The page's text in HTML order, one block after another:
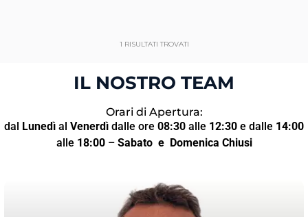
1 RISULTATI TROVATI
IL NOSTRO TEAM
Orari di Apertura:
dal Lunedì al Venerdì dalle ore 08:30 alle 12:30 e dalle 14:00
alle 18:00– Sabato e Domenica Chiusi